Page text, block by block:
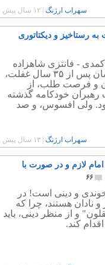
سهراب ارژنگ ۱۲ سال پیش
رستاخیز و دیکتاتوری
کمدی - فانتزی شاهزاده
یکه سوار، چنین برداشت می شد که ایشان پس از ۳۵ سال غفلت،
و فرصت طلب، از
رهبران خودکامه گذشته
ولی افسوس، و صد
سهراب ارژنگ ۱۳ سال پیش
لازم و در صورت با
۶۶
آخوندی و دینی است! در
نادان هستند، چرا که
و از منظر دینی، باید
کند.